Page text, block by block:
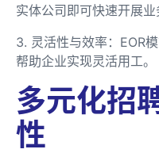
实体公司即可快速开展业
3. 灵活性与效率：EOR
帮助企业实现灵活用工。
多元化招
性